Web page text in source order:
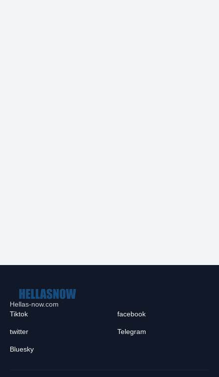
Hellas-now.com
Tiktok
facebook
twitter Telegram
Bluesky